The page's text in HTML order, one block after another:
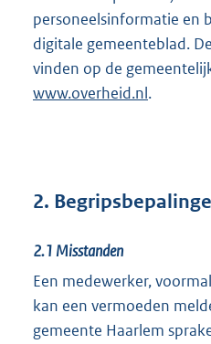
personeelsinformatie en
digitale gemeenteblad.
vinden op de
www.overheid.nl.
2.
2.1Misstanden
Een medewerker,
kan een vermoeden
gemeente Haarlem